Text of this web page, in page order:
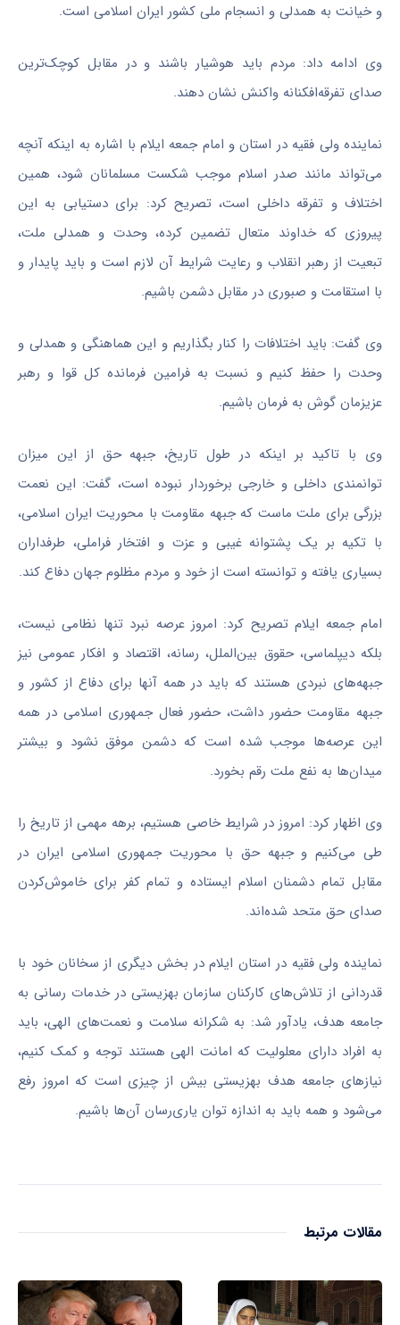
و خیانت به همدلی و انسجام ملی کشور ایران اسلامی است.
وی ادامه داد: مردم باید هوشیار باشند ودر مقابل کوچک‌ترین
صدای تفرقه‌افکنانه واکنش نشان دهند.
نماینده ولی فقیه در استان و امام جمعه ایلام با اشاره به اینکه آنچه
می‌تواند مانند صدر اسلام موجب شکست مسلمانان شود، همین
اختلاف و تفرقه داخلی است، تصریح کرد: برای دستیابی به این
پیروزی که خداوند متعال تضمین کرده، وحدت و همدلی ملت،
تبعیت از رهبر انقلاب و رعایت شرایط آن لازم است و باید پایدار و
با استقامت و صبوری در مقابل دشمن باشیم.
وی گفت: باید اختلافات را کنار بگذاریم و این هماهنگی و همدلی و
وحدت را حفظ کنیم و نسبت به فرامین فرمانده کل قوا و رهبر
عزیزمان گوش به فرمان باشیم.
وی با تاکید بر اینکه در طول تاریخ، جبهه حق از این میزان
توانمندی داخلی و خارجی برخوردار نبوده است، گفت: این نعمت
بزرگی برای ملت ماست که جبهه مقاومت با محوریت ایران اسلامی،
با تکیه بر یک پشتوانهغیبی و عزت و افتخار فراملی، طرفداران
بسیاری یافته و توانسته است از خود و مردم مظلومجهان دفاع کند.
امام جمعه ایلام تصریح کرد: امروز عرصه نبرد تنها نظامی نیست،
بلکه دیپلماسی، حقوق بین‌الملل، رسانه، اقتصاد و افکار عمومی نیز
جبهه‌های نبردی هستند که باید در همه آنها برای دفاع از کشور و
جبهه مقاومت حضور داشت، حضور فعال جمهوری اسلامی در همه
این عرصه‌ها موجب شده است که دشمن موفق نشود و بیشتر
میدان‌ها به نفع ملت رقم بخورد.
وی اظهار کرد: امروز در شرایط خاصی هستیم، برهه مهمی از تاریخ را
طی می‌کنیم و جبهه حق با محوریت جمهوری اسلامی ایران در
مقابلتمام دشمنان اسلام ایستاده و تمامکفر برای خاموش‌کردن
صدای حق متحد شده‌اند.
نماینده ولی فقیه در استان ایلام در بخش دیگری از سخانان خود با
قدردانی از تلاش‌های کارکنان سازمان بهزیستی در خدمات رسانی به
جامعه هدف، یادآور شد: به شکرانه سلامت و نعمت‌های الهی، باید
به افراد دارای معلولیت که امانت الهی هستند توجه و کمک کنیم،
نیازهای جامعه هدف بهزیستی بیش از چیزی است که امروز رفع
می‌شود و همه باید به اندازه توان یاری‌رسان آن‌ها باشیم.
مقالات مرتبط